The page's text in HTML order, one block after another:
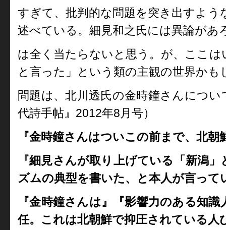
すぎて、批判的な問題を突き出すよ
述べている。細見和之氏には異論があ
は全く当たらないと思う。が、ここ
と言った」という類の主観の世界かも
問題は、北川透氏の金時鐘さんにつ
代詩手帖』2012年8月号）
『金時鐘さんはついこの前まで、北
『細見さんが取り上げている「新潟
ズムの典型を書いた、と本人が言って
『金時鐘さんは』『影響力のある知
任。これは北朝鮮で抑圧されている人